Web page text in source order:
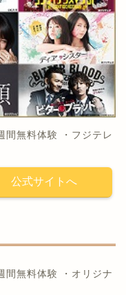
間無料体験 ・フジテレ
公式サイトへ
間無料体験 ・オリジナ